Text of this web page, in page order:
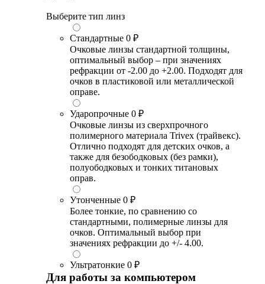
Выберите тип линз
Стандартные 0 ₽
Очковые линзы стандартной толщины,
оптимальный выбор – при значениях
рефракции от -2.00 до +2.00. Подходят для
очков в пластиковой или металлической
оправе.
Ударопрочные 0 ₽
Очковые линзы из сверхпрочного
полимерного материала Trivex (трайвекс).
Отлично подходят для детских очков, а
также для безободковых (без рамки),
полуободковых и тонких титановых
оправ.
Утонченные 0 ₽
Более тонкие, по сравнению со
стандартными, полимерные линзы для
очков. Оптимальный выбор при
значениях рефракции до +/- 4.00.
Ультратонкие 0 ₽
Для работы за компьютером